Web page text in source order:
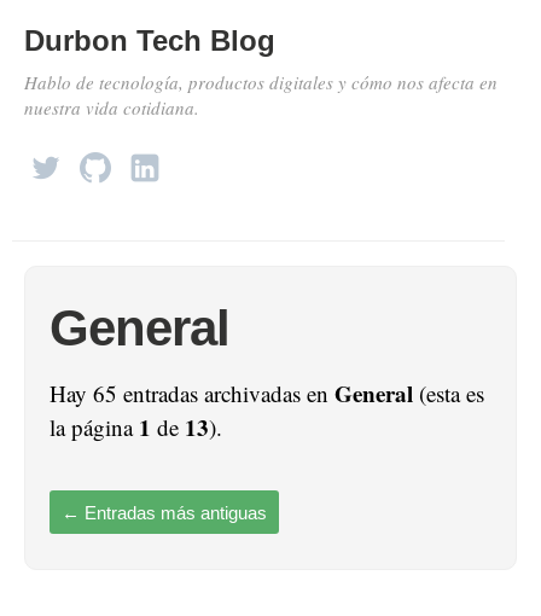
Durbon Tech Blog
Hablo de tecnología, productos digitales y cómo nos afecta en
nuestra vida cotidiana.
General
Hay 65 entradas archivadas en General (esta es
la página 1 de 13).
← Entradas más antiguas